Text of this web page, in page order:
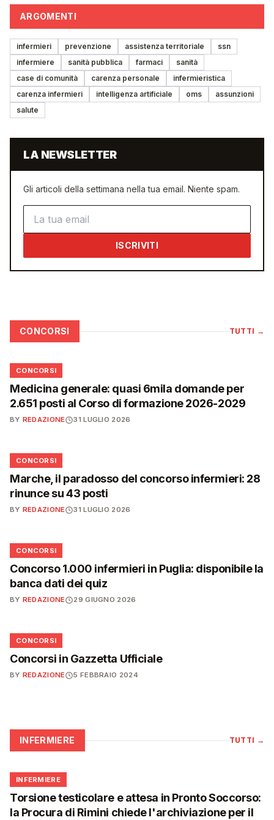
ARGOMENTI
infermieri prevenzione assistenza territoriale
ssn
infermiere
sanità pubblica farmaci
sanità
case di comunità
carenza personale
infermieristica
carenza infermieri
intelligenza artificiale oms
assunzioni
salute
LA NEWSLETTER
Gli articoli della settimana nella tua email. Niente spam.
ISCRIVITI
CONCORSI TUTTI →
📋
CONCORSI
Medicina generale: quasi 6mila domande per
2.651 posti al Corso di formazione 2026-2029
BY REDAZIONE 31 LUGLIO 2026
📋
CONCORSI
Marche, il paradosso del concorso infermieri: 28
rinunce su 43 posti
BY REDAZIONE 31 LUGLIO 2026
📋
CONCORSI
Concorso 1.000 infermieri in Puglia: disponibile la
banca dati dei quiz
BY REDAZIONE 29 GIUGNO 2026
📋
CONCORSI
Concorsi in Gazzetta Ufficiale
BY REDAZIONE 5 FEBBRAIO 2024
INFERMIERE TUTTI →
🩺
INFERMIERE
Torsione testicolare e attesa in Pronto Soccorso:
la Procura di Rimini chiede l'archiviazione per il